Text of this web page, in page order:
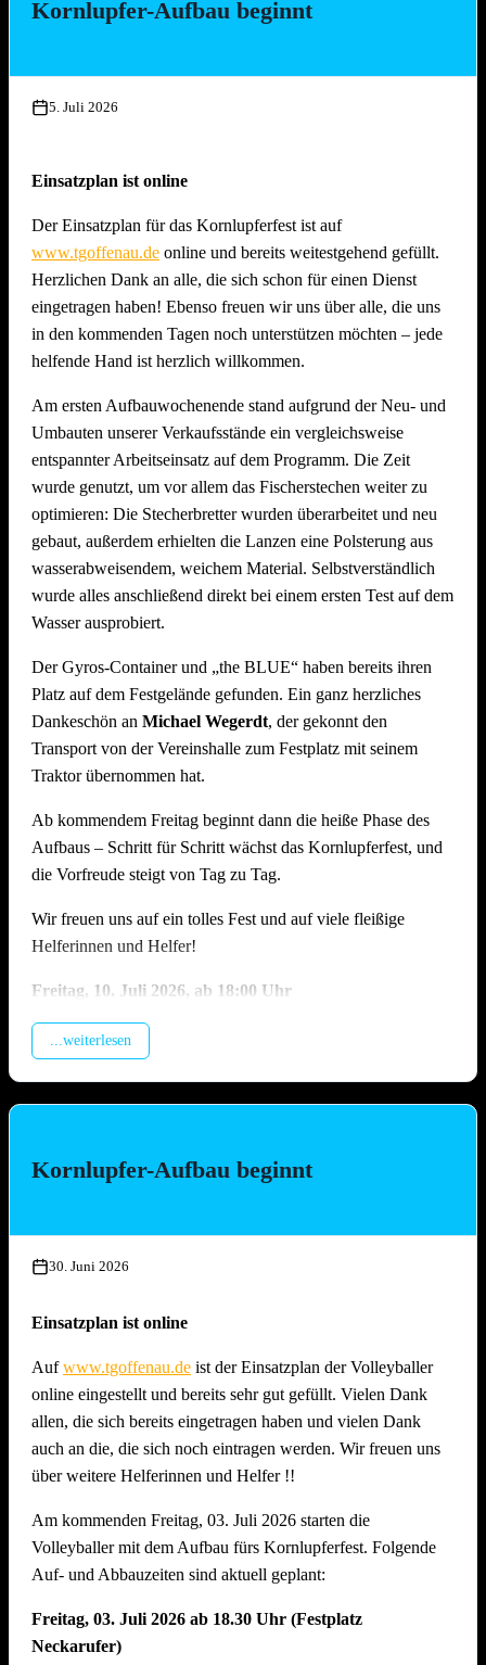
Kornlupfer-Aufbau beginnt
5. Juli 2026
Einsatzplan ist online
Der Einsatzplan für das Kornlupferfest ist auf
www.tgoffenau.de online und bereits weitestgehend gefüllt.
Herzlichen Dank an alle, die sich schon für einen Dienst
eingetragen haben! Ebenso freuen wir uns über alle, die uns
in den kommenden Tagen noch unterstützen möchten – jede
helfende Hand ist herzlich willkommen.
Am ersten Aufbauwochenende stand aufgrund der Neu- und
Umbauten unserer Verkaufsstände ein vergleichsweise
entspannter Arbeitseinsatz auf dem Programm. Die Zeit
wurde genutzt, um vor allem das Fischerstechen weiter zu
optimieren: Die Stecherbretter wurden überarbeitet und neu
gebaut, außerdem erhielten die Lanzen eine Polsterung aus
wasserabweisendem, weichem Material. Selbstverständlich
wurde alles anschließend direkt bei einem ersten Test auf dem
Wasser ausprobiert.
Der Gyros-Container und „the BLUE“ haben bereits ihren
Platz auf dem Festgelände gefunden. Ein ganz herzliches
Dankeschön an Michael Wegerdt, der gekonnt den
Transport von der Vereinshalle zum Festplatz mit seinem
Traktor übernommen hat.
Ab kommendem Freitag beginnt dann die heiße Phase des
Aufbaus – Schritt für Schritt wächst das Kornlupferfest, und
die Vorfreude steigt von Tag zu Tag.
Wir freuen uns auf ein tolles Fest und auf viele fleißige
Helferinnen und Helfer!
Freitag, 10. Juli 2026, ab 18:00 Uhr
Vereinshalle).
Verkabelung (Hauptaufbautag !!)
Aufbau Bühne, Herstellung Tzatziki (Vereinsküche Saline)
Gläserreinigung, Infrastruktur, Bierwagen, Aufstellung
Beleuchtung
Freitag, 17. Juli 2026 ab 16.00 Uhr
Restarbeiten, Fertigstellung Gelände und Inbetriebnahme
technische Gerätschaften
Samstag, 18. Juli 2026 ab 09.00 Uhr
Dekoration Festplatz, Preisaushang, Herstellung Salate
Dienstag, 21. Juli 2026 ab 09.00 Uhr
...weiterlesen
Kornlupfer-Aufbau beginnt
30. Juni 2026
Einsatzplan ist online
Aufwww.tgoffenau.de ist der Einsatzplan der Volleyballer
online eingestellt und bereits sehr gut gefüllt. Vielen Dank
allen, die sich bereits eingetragen haben und vielen Dank
auch an die, die sich noch eintragen werden. Wir freuen uns
über weitere Helferinnen und Helfer !!
Am kommenden Freitag, 03. Juli 2026 starten die
Volleyballer mit dem Aufbau fürs Kornlupferfest. Folgende
Auf- und Abbauzeiten sind aktuell geplant:
Freitag, 03. Juli 2026 ab 18.30 Uhr (Festplatz
Neckarufer)